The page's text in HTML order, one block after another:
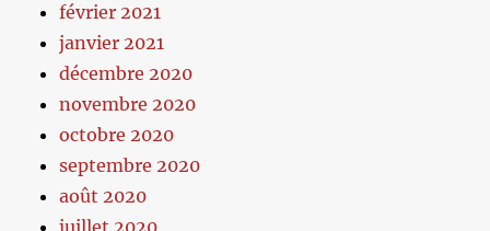
février 2021
janvier 2021
décembre 2020
novembre 2020
octobre 2020
septembre 2020
août 2020